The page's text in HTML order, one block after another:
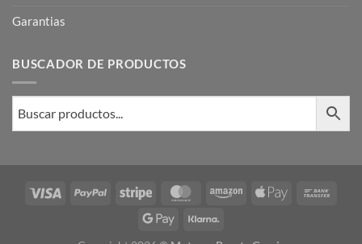
Garantias
BUSCADOR DE PRODUCTOS
Visa PayPal Stripe MasterCardAmazonApple
Google
Pay